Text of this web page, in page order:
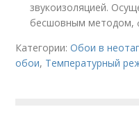
звукоизоляцией.
бесшовным методом,
Категории:Обои в
обои, Температурный